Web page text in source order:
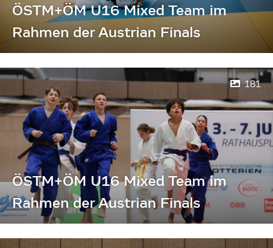
ÖSTM+ÖM U16 Mixed Team im
Rahmen der Austrian Finals
181
ÖSTM+ÖM U16 Mixed Team im
Rahmen der Austrian Finals